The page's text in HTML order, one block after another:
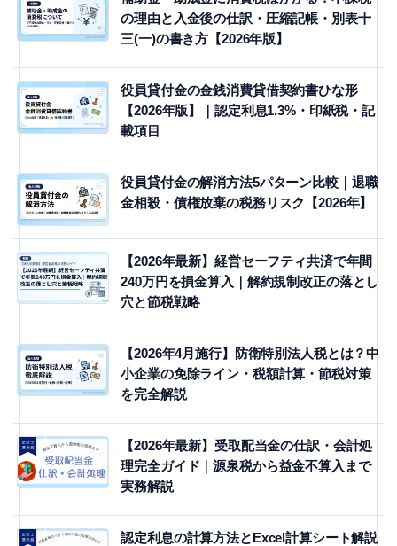
の理由と入金後の仕訳・圧縮記帳・別表十
三(一)の書き方【2026年版】
役員貸付金の金銭消費貸借契約書ひな形
【2026年版】｜認定利息1.3%・印紙税・記
載項目
役員貸付金の解消方法5パターン比較｜退職
金相殺・債権放棄の税務リスク【2026年】
【2026年最新】経営セーフティ共済で年間
240万円を損金算入｜解約規制改正の落とし
穴と節税戦略
【2026年4月施行】防衛特別法人税とは？中
小企業の免除ライン・税額計算・節税対策
を完全解説
【2026年最新】受取配当金の仕訳・会計処
理完全ガイド｜源泉税から益金不算入まで
実務解説
認定利息の計算方法とExcel計算シート解説